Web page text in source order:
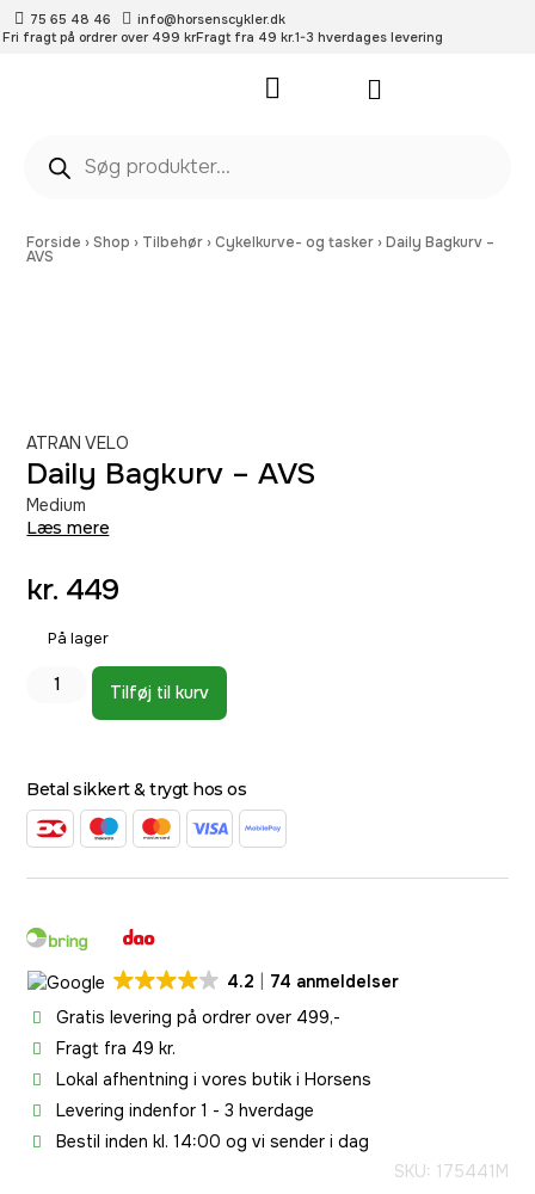
75 65 48 46
info@horsenscykler.dk
Fri fragt på ordrer over 499 krFragt fra 49 kr.1-3 hverdages levering
Forside ›Shop › Tilbehør ›Cykelkurve- og tasker ›Daily Bagkurv –
AVS
ATRAN VELO
Daily Bagkurv – AVS
Medium
Læs mere
kr. 449
På lager
Tilføj til kurv
Betal sikkert & trygt hos os
4.2
74 anmeldelser
Gratis levering på ordrer over 499,-
Fragt fra 49 kr.
Lokal afhentning i vores butik i Horsens
Levering indenfor 1 - 3 hverdage
Bestil inden kl. 14:00 og vi sender i dag
SKU: 175441M